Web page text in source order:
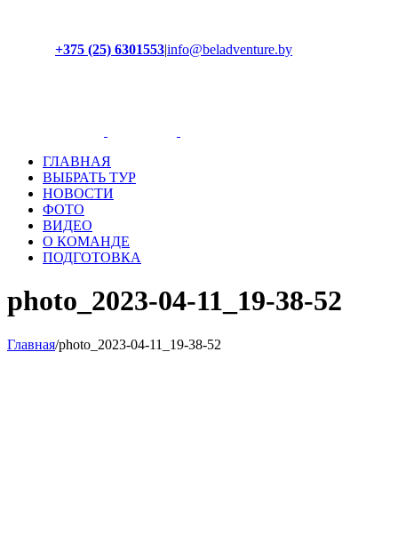
+375 (25) 6301553|info@beladventure.by
ГЛАВНАЯ
ВЫБРАТЬ ТУР
НОВОСТИ
ФОТО
ВИДЕО
О КОМАНДЕ
ПОДГОТОВКА
photo_2023-04-11_19-38-52
Главная/photo_2023-04-11_19-38-52